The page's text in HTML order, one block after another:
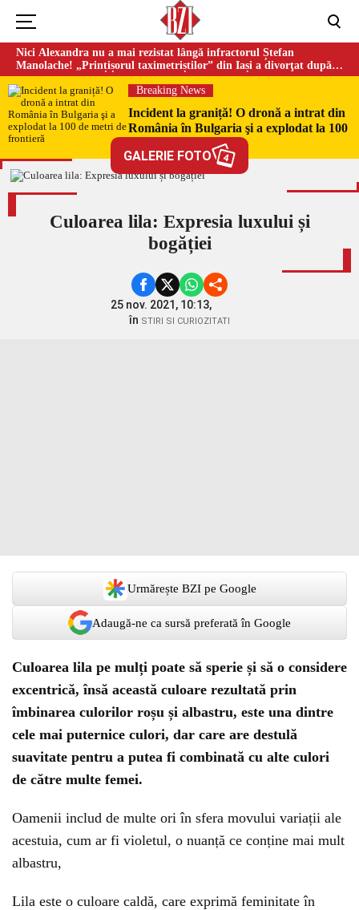
Nici Alexandra nu a mai rezistat lângă infractorul Ștefan
Manolache! „Prințișorul taximetriștilor” din Iași a divorţat după
doi ani de căsnicie
Breaking News
Incident la graniță! O dronă a intrat din
România în Bulgaria şi a explodat la 100
de metri de frontieră
GALERIE FOTO 4
Culoarea lila: Expresia luxului și
bogăției
25 nov. 2021, 10:13,
în STIRI SI CURIOZITATI
Urmărește BZI pe Google
Adaugă-ne ca sursă preferată în Google
Culoarea lila pe mulți poate să sperie și să o considere
excentrică, însă această culoare rezultată prin
îmbinarea culorilor roșu și albastru, este una dintre
cele mai puternice culori, dar care are destulă
suavitate pentru a putea fi combinată cu alte culori
de către multe femei.
Oamenii includ de multe ori în sfera movului variații ale
acestuia, cum ar fi violetul, o nuanță ce conține mai mult
albastru,
Lila este o culoare caldă, care exprimă feminitate în